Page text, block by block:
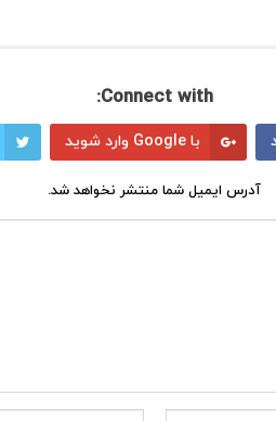
Connect with:
با Google وارد شوید
آدرس ایمیل شما منتشر نخواهد شد.